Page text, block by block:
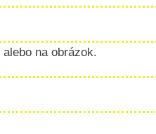
na obrázok.